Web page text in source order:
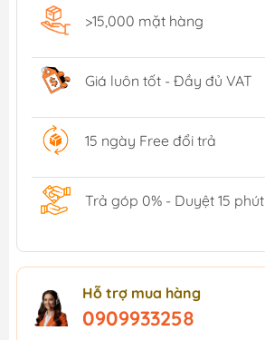
>15,000 mặt hàng
Giá luôn tốt - Đầy đủ VAT
15 ngày Free đổi trả
Trả góp 0% - Duyệt 15 phút
Hỗ trợ mua hàng
0909933258